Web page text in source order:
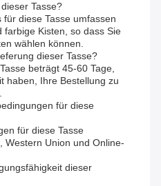
Tasse?
diese Tasse umfassen
farbige Kisten, so dass Sie
wählen können.
dieser Tasse?
beträgt 45-60 Tage,
haben, Ihre Bestellung zu
für diese
für diese Tasse
Western Union und Online-
dieser